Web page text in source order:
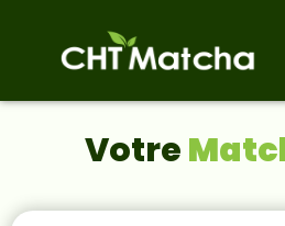
Votre